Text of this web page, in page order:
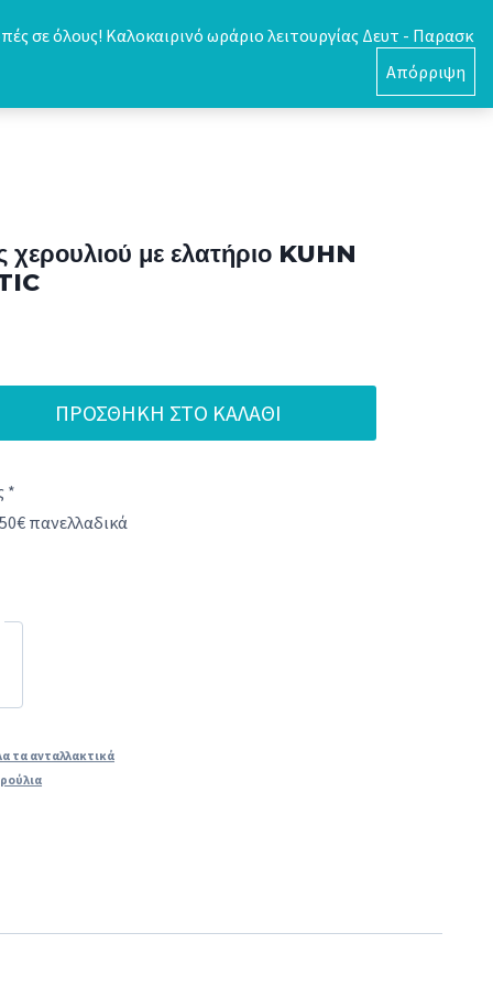
σε όλους! Καλοκαιρινό ωράριο λειτουργίας Δευτ - Παρασκ
Απόρριψη
0
με ελατήριο KUHN
ΠΡΟΣΘΉΚΗ ΣΤΟ ΚΑΛΆΘΙ
*
πανελλαδικά
τα ανταλλακτικά